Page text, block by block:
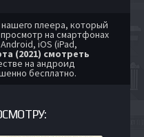
плеера, который
на смартфонах
iOS (iPad,
(2021) смотреть
на андроид
бесплатно.